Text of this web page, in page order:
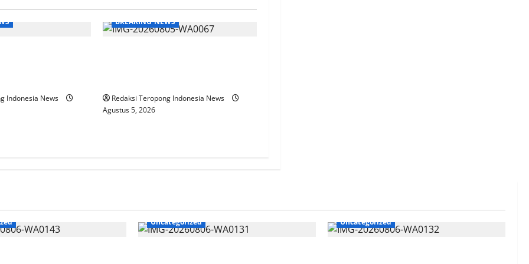
Indonesia News
BREAKING NEWS
Redaksi Teropong Indonesia News
Agustus 5, 2026
Uncategorized Uncategorized